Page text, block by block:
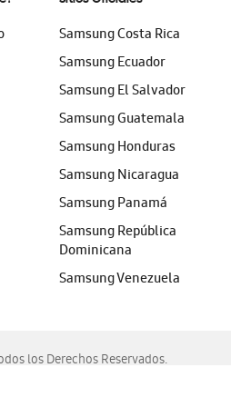
Samsung Costa Rica
Samsung Ecuador
Samsung El Salvador
Samsung Guatemala
Samsung Honduras
Samsung Nicaragua
Samsung Panamá
Samsung República
Dominicana
Samsung Venezuela
los Derechos Reservados.